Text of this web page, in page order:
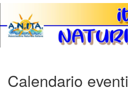
Calendario eventi